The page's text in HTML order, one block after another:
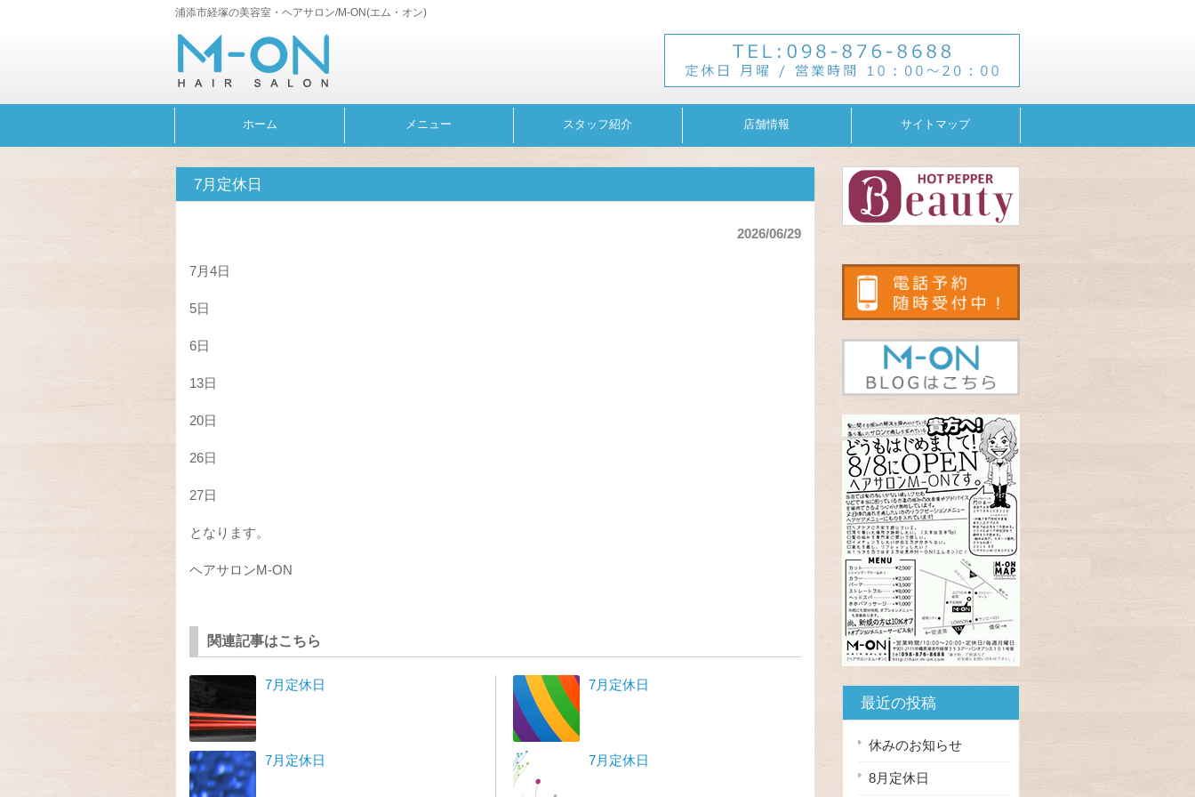
浦添市経塚の美容室・ヘアサロン/M-ON(エム・オン)
ホーム メニュー スタッフ紹介 店舗情報 サイトマップ
7月定休日
2026/06/29
7月4日
5日
6日
13日
20日
26日
27日
となります。
ヘアサロンM-ON
関連記事はこちら
7月定休日
7月定休日
7月定休日
7月定休日
最近の投稿
休みのお知らせ
8月定休日